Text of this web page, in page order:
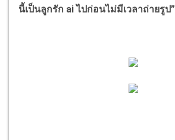
นี้เป็นลูกรัก ai ไปก่อนไม่มีเวลาถ่ายรูป”